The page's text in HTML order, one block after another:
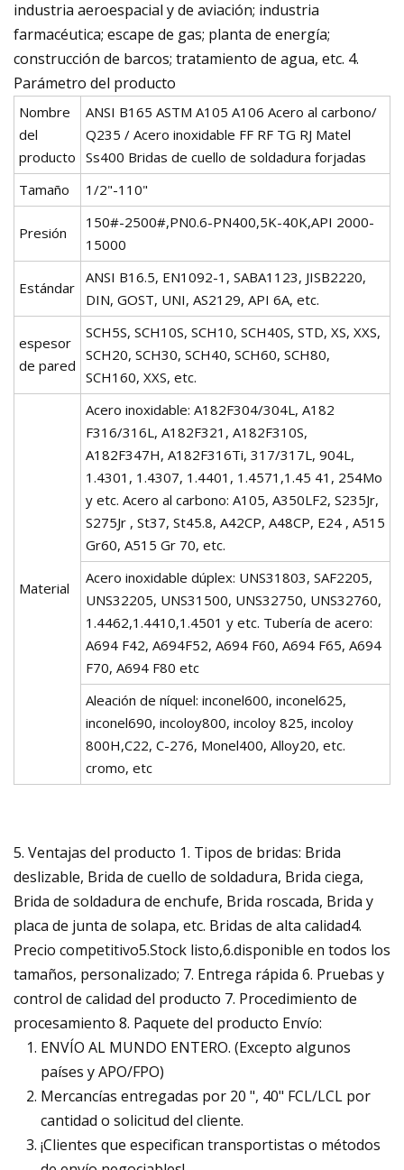
industria aeroespacial y de aviación; industria
farmacéutica; escape de gas; planta de energía;
construcción de barcos; tratamiento de agua, etc. 4.
Parámetro del producto
Nombre
del
producto
ANSI B165 ASTM A105 A106 Acero al carbono/
Q235 / Acero inoxidable FF RF TG RJ Matel
Ss400 Bridas de cuello de soldadura forjadas
Tamaño
1/2"-110"
Presión
150#-2500#,PN0.6-PN400,5K-40K,API 2000-
15000
Estándar
ANSI B16.5, EN1092-1, SABA1123, JISB2220,
DIN, GOST, UNI, AS2129, API 6A, etc.
espesor
de pared
SCH5S, SCH10S, SCH10, SCH40S, STD, XS, XXS,
SCH20, SCH30, SCH40, SCH60, SCH80,
SCH160, XXS, etc.
Material
Acero inoxidable: A182F304/304L, A182
F316/316L, A182F321, A182F310S,
A182F347H, A182F316Ti, 317/317L, 904L,
1.4301, 1.4307, 1.4401, 1.4571,1.45 41, 254Mo
y etc. Acero al carbono: A105, A350LF2, S235Jr,
S275Jr , St37, St45.8, A42CP, A48CP, E24 , A515
Gr60, A515 Gr 70, etc.
Acero inoxidable dúplex: UNS31803, SAF2205,
UNS32205, UNS31500, UNS32750, UNS32760,
1.4462,1.4410,1.4501 y etc. Tubería de acero:
A694 F42, A694F52, A694 F60, A694 F65, A694
F70, A694 F80 etc
Aleación de níquel: inconel600, inconel625,
inconel690, incoloy800, incoloy 825, incoloy
800H,C22, C-276, Monel400, Alloy20, etc.
cromo, etc
5. Ventajas del producto 1. Tipos de bridas: Brida
deslizable, Brida de cuello de soldadura, Brida ciega,
Brida de soldadura de enchufe, Brida roscada, Brida y
placa de junta de solapa, etc. Bridas de alta calidad4.
Precio competitivo5.Stock listo,6.disponible en todos los
tamaños, personalizado; 7. Entrega rápida 6. Pruebas y
control de calidad del producto 7. Procedimiento de
procesamiento 8. Paquete del producto Envío:
ENVÍO AL MUNDO ENTERO. (Excepto algunos
países y APO/FPO)
Mercancías entregadas por 20 ", 40" FCL/LCL por
cantidad o solicitud del cliente.
¡Clientes que especifican transportistas o métodos